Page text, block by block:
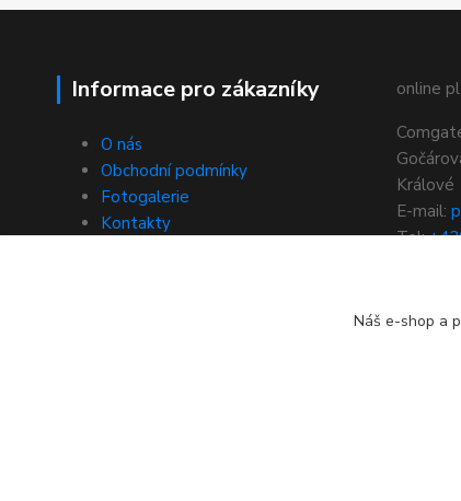
Informace pro zákazníky
O nás
Obchodní podmínky
Fotogalerie
Kontakty
online
Králové
E-mail:
Tel:
Náš e-shop a